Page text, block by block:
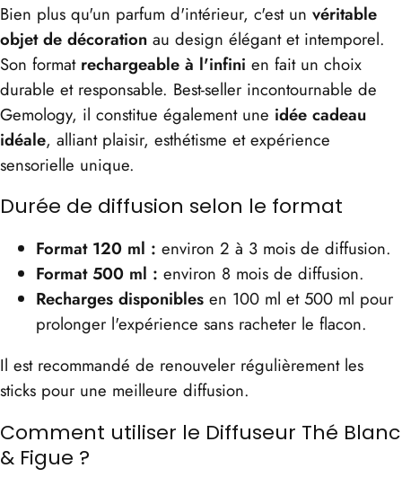
Bien plus qu'un parfum d'intérieur, c'est un véritable
objet de décoration au design élégant et intemporel.
Son format rechargeable à l'infini en fait un choix
durable et responsable. Best-seller incontournable de
Gemology, il constitue également une idée cadeau
idéale, alliant plaisir, esthétisme et expérience
sensorielle unique.
Durée de diffusion selon le format
Format 120 ml : environ 2 à 3 mois de diffusion.
Format 500 ml : environ 8 mois de diffusion.
Recharges disponibles en 100 ml et 500 ml pour
prolonger l'expérience sans racheter le flacon.
Il est recommandé de renouveler régulièrement les
sticks pour une meilleure diffusion.
Comment utiliser le Diffuseur Thé Blanc
& Figue ?